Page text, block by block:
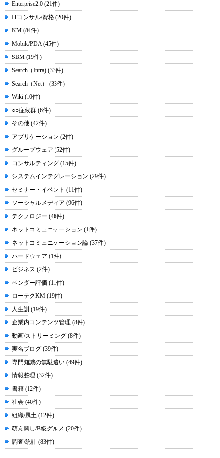
Enterprise2.0 (21件)
ITコンサル/資格 (20件)
KM (84件)
Mobile/PDA (45件)
SBM (19件)
Search（Intra) (33件)
Search（Net） (33件)
Wiki (10件)
○○症候群 (6件)
その他 (42件)
アプリケーション (2件)
グループウェア (52件)
コンサルティング (15件)
システムインテグレーション (29件)
セミナー・イベント (11件)
ソーシャルメディア (96件)
テクノロジー (46件)
ネットコミュニケーション (1件)
ネットコミュニケーション論 (37件)
ハードウェア (1件)
ビジネス (2件)
ベンダー評価 (11件)
ローテクKM (19件)
人生訓 (19件)
企業内コンテンツ管理 (8件)
動画/ストリーミング (8件)
実名ブログ (39件)
専門知識の無駄遣い (49件)
情報整理 (32件)
書籍 (12件)
社会 (46件)
組織/風土 (12件)
萌え興し/B級グルメ (20件)
調査/統計 (83件)